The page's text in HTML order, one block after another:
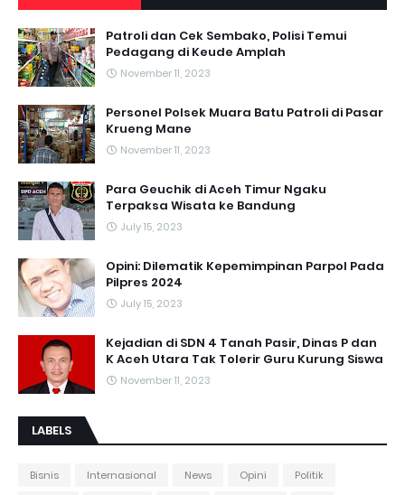
Patroli dan Cek Sembako, Polisi Temui
Pedagang di Keude Amplah
November 11, 2023
Personel Polsek Muara Batu Patroli di Pasar
Krueng Mane
November 11, 2023
Para Geuchik di Aceh Timur Ngaku
Terpaksa Wisata ke Bandung
July 15, 2023
Opini: Dilematik Kepemimpinan Parpol Pada
Pilpres 2024
July 15, 2023
Kejadian di SDN 4 Tanah Pasir, Dinas P dan
K Aceh Utara Tak Tolerir Guru Kurung Siswa
November 11, 2023
LABELS
Bisnis Internasional News Opini
Politik